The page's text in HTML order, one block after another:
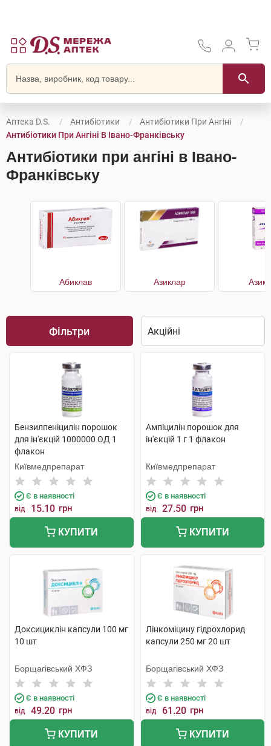
Аптека D.S. Антибіотики
Антибіотики При Ангіні
Антибіотики При Ангіні В Івано-Франківську
Антибіотики при ангіні в Івано-
Франківську
Абиклав Азиклар
Фільтри
Бензилпеніцилін порошок
для ін'єкцій 1000000 ОД 1
флакон
Київмедпрепарат
Є в наявності
від 15.10 грн
КУПИТИ
Ампіцилін порошок для
ін'єкцій 1 г 1 флакон
Київмедпрепарат
Є в наявності
від 27.50 грн
КУПИТИ
Доксициклін капсули 100 мг
10 шт
Борщагівський ХФЗ
Є в наявності
від 49.20 грн
КУПИТИ
Лінкоміцину гідрохлорид
капсули 250 мг 20 шт
Борщагівський ХФЗ
Є в наявності
від 61.20 грн
КУПИТИ